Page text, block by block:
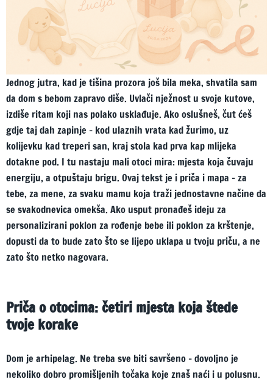
Jednog jutra, kad je tišina prozora još bila meka, shvatila sam
da dom s bebom zapravo diše. Uvlači nježnost u svoje kutove,
izdiše ritam koji nas polako usklađuje. Ako oslušneš, čut ćeš
gdje taj dah zapinje – kod ulaznih vrata kad žurimo, uz
kolijevku kad treperi san, kraj stola kad prva kap mlijeka
dotakne pod. I tu nastaju mali otoci mira: mjesta koja čuvaju
energiju, a otpuštaju brigu. Ovaj tekst je i priča i mapa – za
tebe, za mene, za svaku mamu koja traži jednostavne načine da
se svakodnevica omekša. Ako usput pronađeš ideju za
personalizirani poklon za rođenje bebe ili poklon za krštenje,
dopusti da to bude zato što se lijepo uklapa u tvoju priču, a ne
zato što netko nagovara.
Priča o otocima: četiri mjesta koja štede
tvoje korake
Dom je arhipelag. Ne treba sve biti savršeno – dovoljno je
nekoliko dobro promišljenih točaka koje znaš naći i u polusnu.